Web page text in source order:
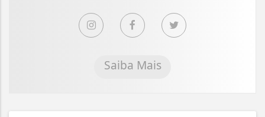
Saiba Mais